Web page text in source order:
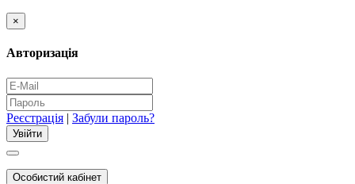
×
Авторизація
Реєстрація | Забули пароль?
Особистий кабінет